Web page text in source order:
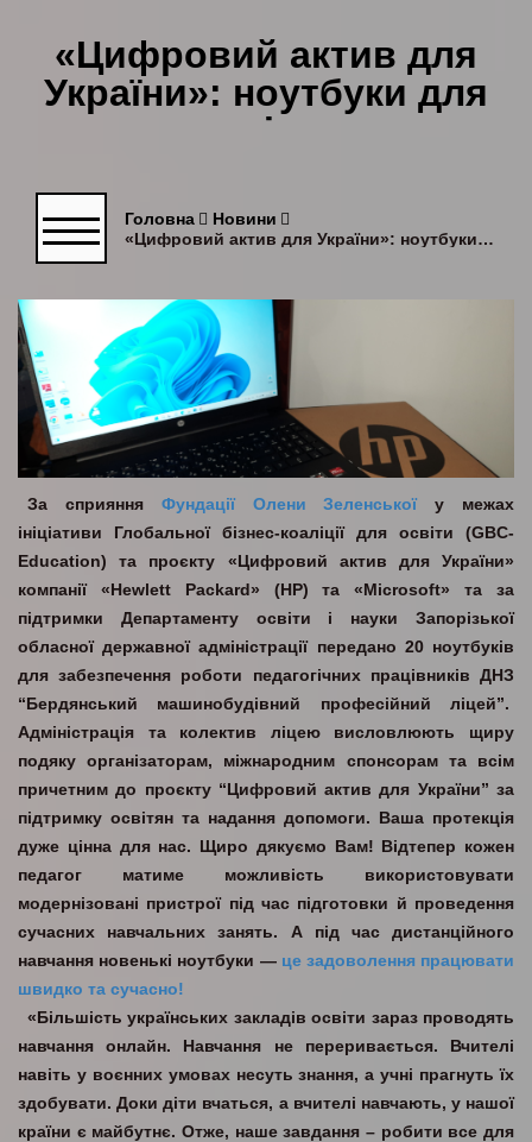
«Цифровий актив для
України»: ноутбуки для
освітян
Головна
Новини
«Цифровий актив для України»: ноутбуки для освітян
За сприяння Фундації Олени Зеленської
у межах
ініціативи Глобальної бізнес-коаліції для освіти (GBC-
Education) та проєкту «Цифровий актив для України»
компанії «Hewlett Packard» (HP) та «Microsoft» та за
підтримки Департаменту освіти і науки Запорізької
обласної державної адміністрації передано 20 ноутбуків
для забезпечення роботи педагогічних працівників ДНЗ
“Бердянський машинобудівний професійний ліцей”.
Адміністрація та колектив ліцею висловлюють щиру
подяку організаторам, міжнародним спонсорам та всім
причетним до проєкту “Цифровий актив для України” за
підтримку освітян та надання допомоги. Ваша протекція
дуже цінна для нас. Щиро дякуємо Вам! Відтепер кожен
педагог матиме можливість використовувати
модернізовані пристрої під час підготовки й проведення
сучасних навчальних занять. А під час дистанційного
навчання новенькі ноутбуки — це задоволення працювати
швидко та сучасно!
«Більшість українських закладів освіти зараз проводять
навчання онлайн. Навчання не переривається. Вчителі
навіть у воєнних умовах несуть знання, а учні прагнуть їх
здобувати. Доки діти вчаться, а вчителі навчають, у нашої
країни є майбутнє. Отже, наше завдання – робити все для